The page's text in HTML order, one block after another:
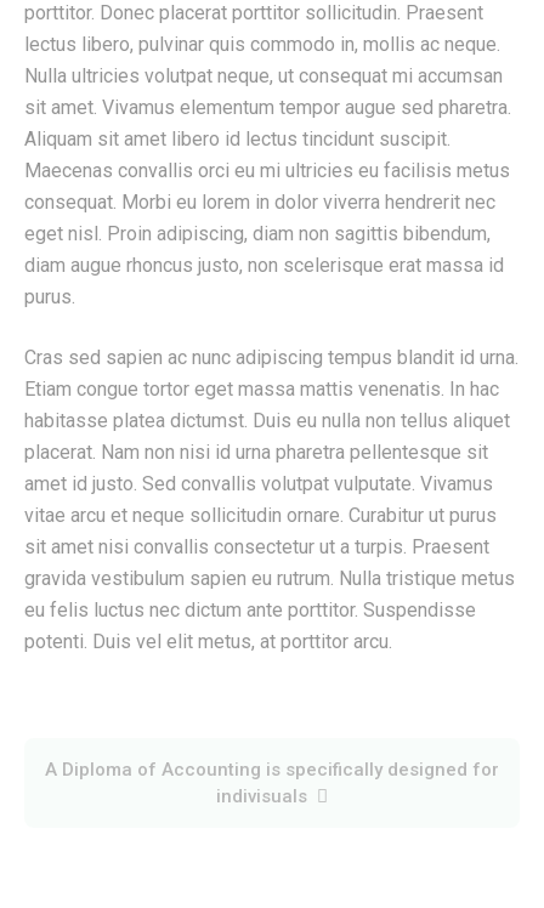
porttitor. Donec placerat porttitor sollicitudin. Praesent
lectus libero, pulvinar quis commodo in, mollis ac neque.
Nulla ultricies volutpat neque, ut consequat mi accumsan
sit amet. Vivamus elementum tempor augue sed pharetra.
Aliquam sit amet libero id lectus tincidunt suscipit.
Maecenas convallis orci eu mi ultricies eu facilisis metus
consequat. Morbi eu lorem in dolor viverra hendrerit nec
eget nisl. Proin adipiscing, diam non sagittis bibendum,
diam augue rhoncus justo, non scelerisque erat massa id
purus.
Cras sed sapien ac nunc adipiscing tempus blandit id urna.
Etiam congue tortor eget massa mattis venenatis. In hac
habitasse platea dictumst. Duis eu nulla non tellus aliquet
placerat. Nam non nisi id urna pharetra pellentesque sit
amet id justo. Sed convallis volutpat vulputate. Vivamus
vitae arcu et neque sollicitudin ornare. Curabitur ut purus
sit amet nisi convallis consectetur ut a turpis. Praesent
gravida vestibulum sapien eu rutrum. Nulla tristique metus
eu felis luctus nec dictum ante porttitor. Suspendisse
potenti. Duis vel elit metus, at porttitor arcu.
Navigare
A Diploma of Accounting is specifically designed for
indivisuals